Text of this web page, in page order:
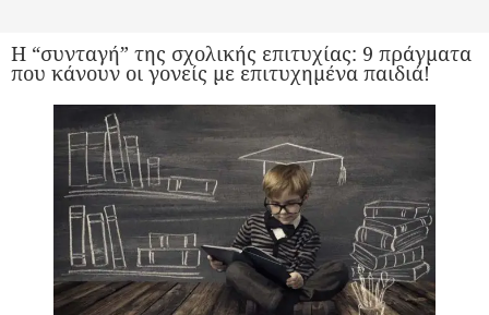
Η “συνταγή” της σχολικής επιτυχίας: 9 πράγματα
που κάνουν οι γονείς με επιτυχημένα παιδιά!